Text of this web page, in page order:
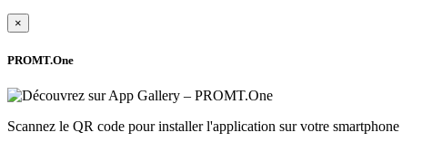
×
PROMT.One
Scannez le QR code pour installer l'application sur votre smartphone